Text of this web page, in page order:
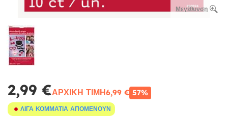
Μεγέθυνση
2,99 €ΑΡΧΙΚΉ ΤΙΜΉ6,99 € 57%
ΛΊΓΑ ΚΟΜΜΆΤΙΑ ΑΠΟΜΈΝΟΥΝ